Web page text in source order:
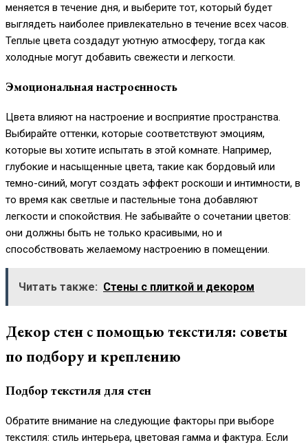
меняется в течение дня, и выберите тот, который будет
выглядеть наиболее привлекательно в течение всех часов.
Теплые цвета создадут уютную атмосферу, тогда как
холодные могут добавить свежести и легкости.
Эмоциональная настроенность
Цвета влияют на настроение и восприятие пространства.
Выбирайте оттенки, которые соответствуют эмоциям,
которые вы хотите испытать в этой комнате. Например,
глубокие и насыщенные цвета, такие как бордовый или
темно-синий, могут создать эффект роскоши и интимности, в
то время как светлые и пастельные тона добавляют
легкости и спокойствия. Не забывайте о сочетании цветов:
они должны быть не только красивыми, но и
способствовать желаемому настроению в помещении.
Читать также: Стены с плиткой и декором
Декор стен с помощью текстиля: советы
по подбору и креплению
Подбор текстиля для стен
Обратите внимание на следующие факторы при выборе
текстиля: стиль интерьера, цветовая гамма и фактура. Если